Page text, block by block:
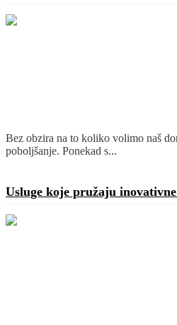
Bez obzira na to koliko volimo naš
poboljšanje. Ponekad s...
Usluge koje pružaju